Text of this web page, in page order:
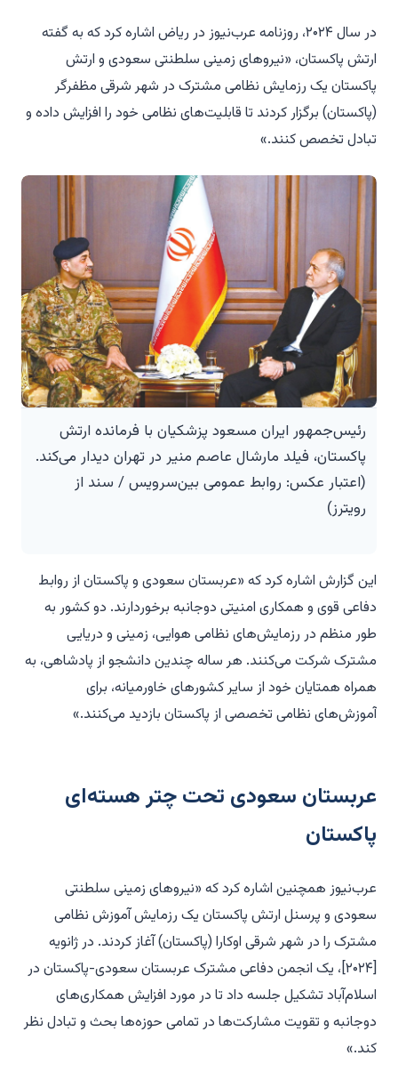
در سال ۲۰۲۴، روزنامه عرب‌نیوز در ریاض اشاره کرد که به گفته
ارتش پاکستان، «نیروهای زمینی سلطنتی سعودی و ارتش
پاکستان یک رزمایش نظامی مشترک در شهر شرقی مظفرگر
(پاکستان) برگزار کردند تا قابلیت‌های نظامی خود را افزایش داده و
تبادل تخصص کنند.»
رئیس‌جمهور ایران مسعود پزشکیان با فرمانده ارتش
پاکستان، فیلد مارشال عاصم منیر در تهران دیدار می‌کند.
(اعتبار عکس: روابط عمومی بین‌سرویس / سند از
رویترز)
این گزارش اشاره کرد که «عربستان سعودی و پاکستان از روابط
دفاعی قوی و همکاری امنیتی دوجانبه برخوردارند. دو کشور به
طور منظم در رزمایش‌های نظامی هوایی، زمینی و دریایی
مشترک شرکت می‌کنند. هر ساله چندین دانشجو از پادشاهی، به
همراه همتایان خود از سایر کشورهای خاورمیانه، برای
آموزش‌های نظامی تخصصی از پاکستان بازدید می‌کنند.»
عربستان سعودی تحت چتر هسته‌ای
پاکستان
عرب‌نیوز همچنین اشاره کرد که «نیروهای زمینی سلطنتی
سعودی و پرسنل ارتش پاکستان یک رزمایش آموزش نظامی
مشترک را در شهر شرقی اوکارا (پاکستان) آغاز کردند. در ژانویه
[۲۰۲۴]، یک انجمن دفاعی مشترک عربستان سعودی-پاکستان در
اسلام‌آباد تشکیل جلسه داد تا در مورد افزایش همکاری‌های
دوجانبه و تقویت مشارکت‌ها در تمامی حوزه‌ها بحث و تبادل نظر
کند.»